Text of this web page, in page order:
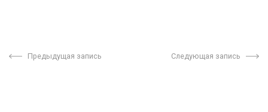
Предыдущая запись Следующая запись